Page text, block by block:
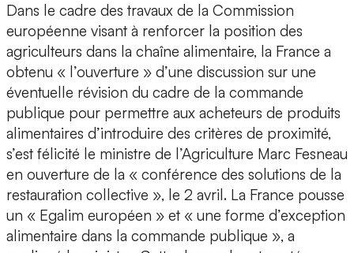
Dans le cadre des travaux de la Commission
européenne visant à renforcer la position des
agriculteurs dans la chaîne alimentaire, la France a
obtenu « l’ouverture » d’une discussion sur une
éventuelle révision du cadre de la commande
publique pour permettre aux acheteurs de produits
alimentaires d’introduire des critères de proximité,
s’est félicité le ministre de l’Agriculture Marc Fesneau
en ouverture de la « conférence des solutions de la
restauration collective », le 2 avril. La France pousse
un « Egalim européen » et « une forme d’exception
alimentaire dans la commande publique », a